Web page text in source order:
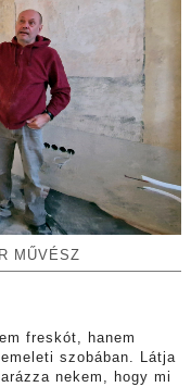
MŰVÉSZ
freskót, hanem
szobában. Látja
nekem, hogy mi